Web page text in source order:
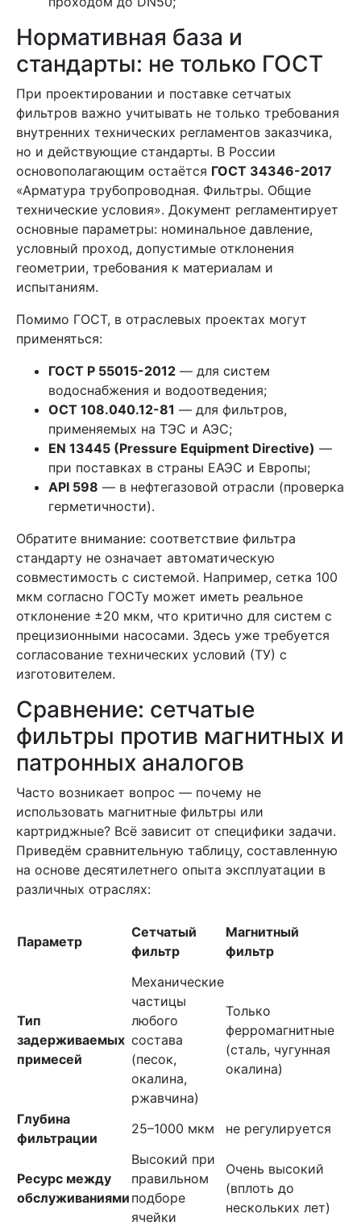
Нормативная база и
стандарты: не только ГОСТ
При проектировании и поставке сетчатых
фильтров важно учитывать не только требования
внутренних технических регламентов заказчика,
но и действующие стандарты. В России
основополагающим остаётся ГОСТ 34346-2017
«Арматура трубопроводная. Фильтры. Общие
технические условия». Документ регламентирует
основные параметры: номинальное давление,
условный проход, допустимые отклонения
геометрии, требования к материалам и
испытаниям.
Помимо ГОСТ, в отраслевых проектах могут
применяться:
ГОСТ Р 55015-2012 — для систем
водоснабжения и водоотведения;
ОСТ 108.040.12-81 — для фильтров,
применяемых на ТЭС и АЭС;
EN 13445 (Pressure Equipment Directive) —
при поставках в страны ЕАЭС и Европы;
API 598 — в нефтегазовой отрасли (проверка
герметичности).
Обратите внимание: соответствие фильтра
стандарту не означает автоматическую
совместимость с системой. Например, сетка 100
мкм согласно ГОСТу может иметь реальное
отклонение ±20 мкм, что критично для систем с
прецизионными насосами. Здесь уже требуется
согласование технических условий (ТУ) с
изготовителем.
Сравнение: сетчатые
фильтры против магнитных и
патронных аналогов
Часто возникает вопрос — почему не
использовать магнитные фильтры или
картриджные? Всё зависит от специфики задачи.
Приведём сравнительную таблицу, составленную
на основе десятилетнего опыта эксплуатации в
различных отраслях:
Параметр
Сетчатый
фильтр
Магнитный
фильтр
Тип
задерживаемых
примесей
Механические
частицы
любого
состава
(песок,
окалина,
ржавчина)
Только
ферромагнитные
(сталь, чугунная
окалина)
Глубина
фильтрации
25–1000 мкм не регулируется
Ресурс между
обслуживаниями
Высокий при
правильном
подборе
ячейки
Очень высокий
(вплоть до
нескольких лет)